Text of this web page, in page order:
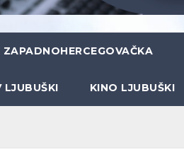
LJUBUŠKI KINO LJUBUŠKI